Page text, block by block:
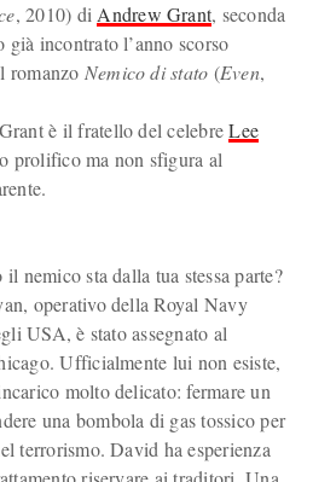
, 2010) di Andrew Grant, seconda
già incontrato l’anno scorso
romanzo Nemico di stato (Even,
è il fratello del celebreLee
prolifico ma non sfigura al
nemico sta dalla tua stessa parte?
operativo della Royal Navy
USA, è stato assegnato al
Ufficialmente lui non esiste,
molto delicato: fermare un
una bombola di gas tossico per
terrorismo. David ha esperienza